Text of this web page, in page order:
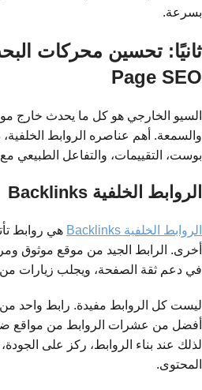
بسرعة.
Page SEO
السيو الخارجي هو كل ما يحدث خارج
والسمعة. أهم عناصره الروابط الخلفية،
بوست، التقييمات، والتفاعل الطبيعي
الروابط الخلفية Backlinks
الروابط الخلفية Backlinks
هي روابط
أخرى. الرابط الجيد من موقع موثوق
في دعم ثقة الصفحة، ويجلب زيارات
ليست كل الروابط مفيدة. رابط واحد
أفضل من عشرات الروابط من مواقع
لذلك عند بناء الروابط، ركز على
المحتوى.